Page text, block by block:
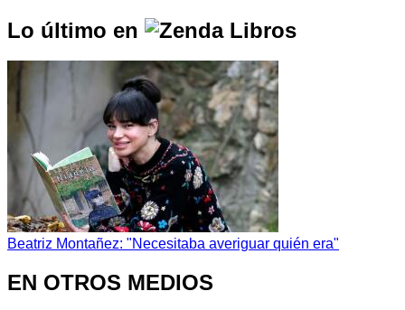
Lo último en
Beatriz Montañez: "Necesitaba averiguar quién era"
EN OTROS MEDIOS